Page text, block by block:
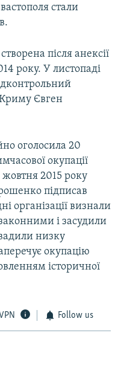
стали
після анексії
року. У листопаді
Євген
оголосила 20
окупації
жовтня 2015 року
підписав
організації визнали
і засудили
низку
окупацію
історичної
Follow us